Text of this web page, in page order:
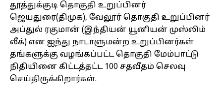
தூத்துக்குடி தொகுதி உறுப்பினர்
ஜெயதுரை(திமுக), வேலூர் தொகுதி உறுப்பினர்
அப்துல் ரகுமான் (இந்தியன் யூனியன் முஸ்லிம்
லீக்) என ஐந்து நாடாளுமன்ற உறுப்பினர்கள்
தங்களுக்கு வழங்கப்பட்ட தொகுதி மேம்பாட்டு
நிதியினை கிட்டத்தட்ட 100 சதவீதம் செலவு
செய்திருக்கிறார்கள்.